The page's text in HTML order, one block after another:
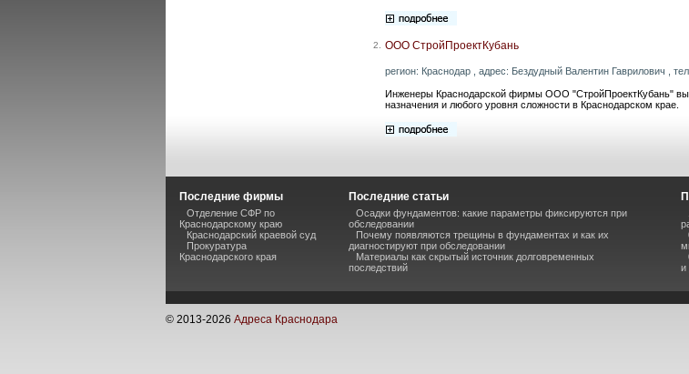
2. ООО СтройПроектКубань
регион: Краснодар , адрес: Бездудный Валентин Гаврилович ,
Инженеры Краснодарской фирмы ООО "СтройПроектКубань"
назначения и любого уровня сложности в Краснодарском крае.
Последние фирмы
Отделение СФР по
Краснодарскому краю
Краснодарский краевой суд
Прокуратура
Краснодарского края
Последние статьи
Осадки фундаментов: какие параметры фиксируются при
обследовании
Почему появляются трещины в фундаментах и как их
диагностируют при обследовании
Материалы как скрытый источник долговременных
последствий
и
© 2013-2026 Адреса Краснодара